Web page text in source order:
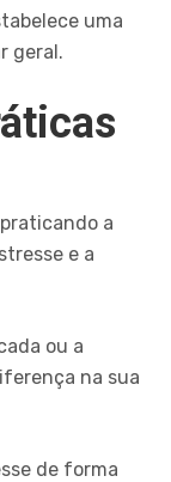
uma
geral.
a
e a
ou a
na sua
de forma